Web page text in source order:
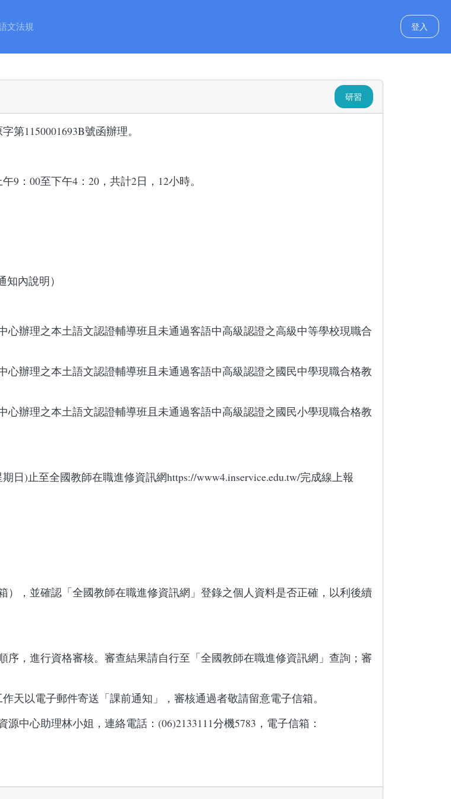
文法規 登入
月)」1份，請轉知貴校教師躍報名參加，請
研習
第1150001693B號函辦理。
9：00至下午4：20，共計2日，12小時。
內說明）
心辦理之本土語文認證輔導班且未通過客語中高級認證之高級中等學校現職合
心辦理之本土語文認證輔導班且未通過客語中高級認證之國民中學現職合格教
心辦理之本土語文認證輔導班且未通過客語中高級認證之國民小學現職合格教
日)止至全國教師在職進修資訊網https://www4.inservice.edu.tw/完成線上報
），並確認「全國教師在職進修資訊網」登錄之個人資料是否正確，以利後續
序，進行資格審核。審查結果請自行至「全國教師在職進修資訊網」查詢；審
天以電子郵件寄送「課前通知」，審核通過者敬請留意電子信箱。
中心助理林小姐，連絡電話：(06)2133111分機5783，電子信箱：